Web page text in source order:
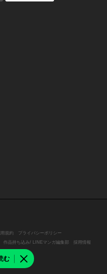
む
規約
プライバシーポリシー
作品持ち込み/ LINEマンガ編集部
採用情報